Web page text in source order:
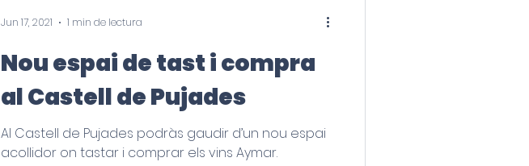
Nou espai de tast i compra
al Castell de Pujades
Al Castell de Pujades podràs gaudir d’un nou espai
acollidor on tastar i comprar els vins Aymar.
Jun 17, 2021 1 min de lectura